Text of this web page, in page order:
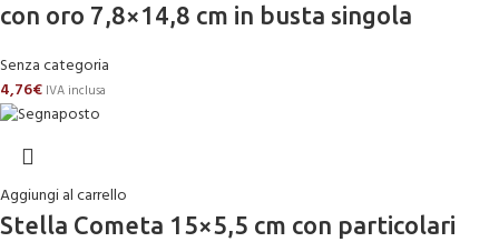
con oro 7,8×14,8 cm in busta singola
Senza categoria
4,76€ IVA inclusa
Aggiungi al carrello
Stella Cometa 15×5,5 cm con particolari